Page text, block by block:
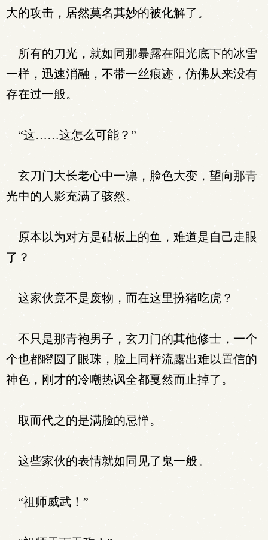
大的攻击，居然莫名其妙的被化解了。
所有的刀光，就如同那暴露在阳光底下的冰雪
一样，迅速消融，不带一丝痕迹，仿佛从来没有
存在过一般。
“这……这怎么可能？”
玄刀门大长老心中一凛，脸色大变，望向那青
光中的人影充满了骇然。
原本以为对方是砧板上的鱼，难道是自己走眼
了？
这家伙竟不是废物，而在这里扮猪吃虎？
不只是那青袍男子，玄刀门的其他修士，一个
个也都瞪圆了眼珠，脸上同样流露出难以置信的
神色，刚才的冷嘲热讽全都戛然而止掉了。
取而代之的是满脸的忌惮。
这些家伙的表情就如同见了鬼一般。
“祖师威武！”